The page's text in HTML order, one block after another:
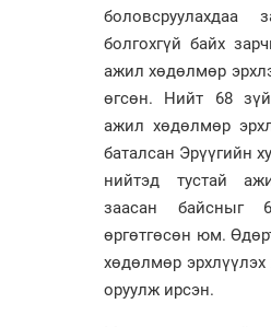
боловсруулахдаа
болгохгүй байх
ажил хөдөлмөр
өгсөн. Нийт 68
ажил хөдөлмөр
баталсан Эрүүгийн
нийтэд тустай
заасан байсныг
өргөтгөсөн юм.
хөдөлмөр
оруулж ирсэн.